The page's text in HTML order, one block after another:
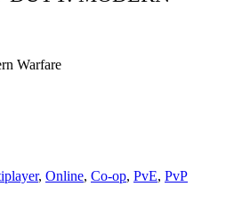
Warfare
, Online, Co-op, PvE, PvP